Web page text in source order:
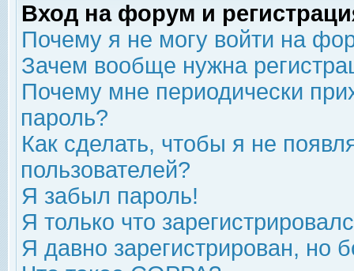
Вход на форум и
Почему я не могу войти на
Зачем вообще нужна
Почему мне периодически
пароль?
Как сделать, чтобы я не
пользователей?
Я забыл пароль!
Я только что
Я давно зарегистрирован, но